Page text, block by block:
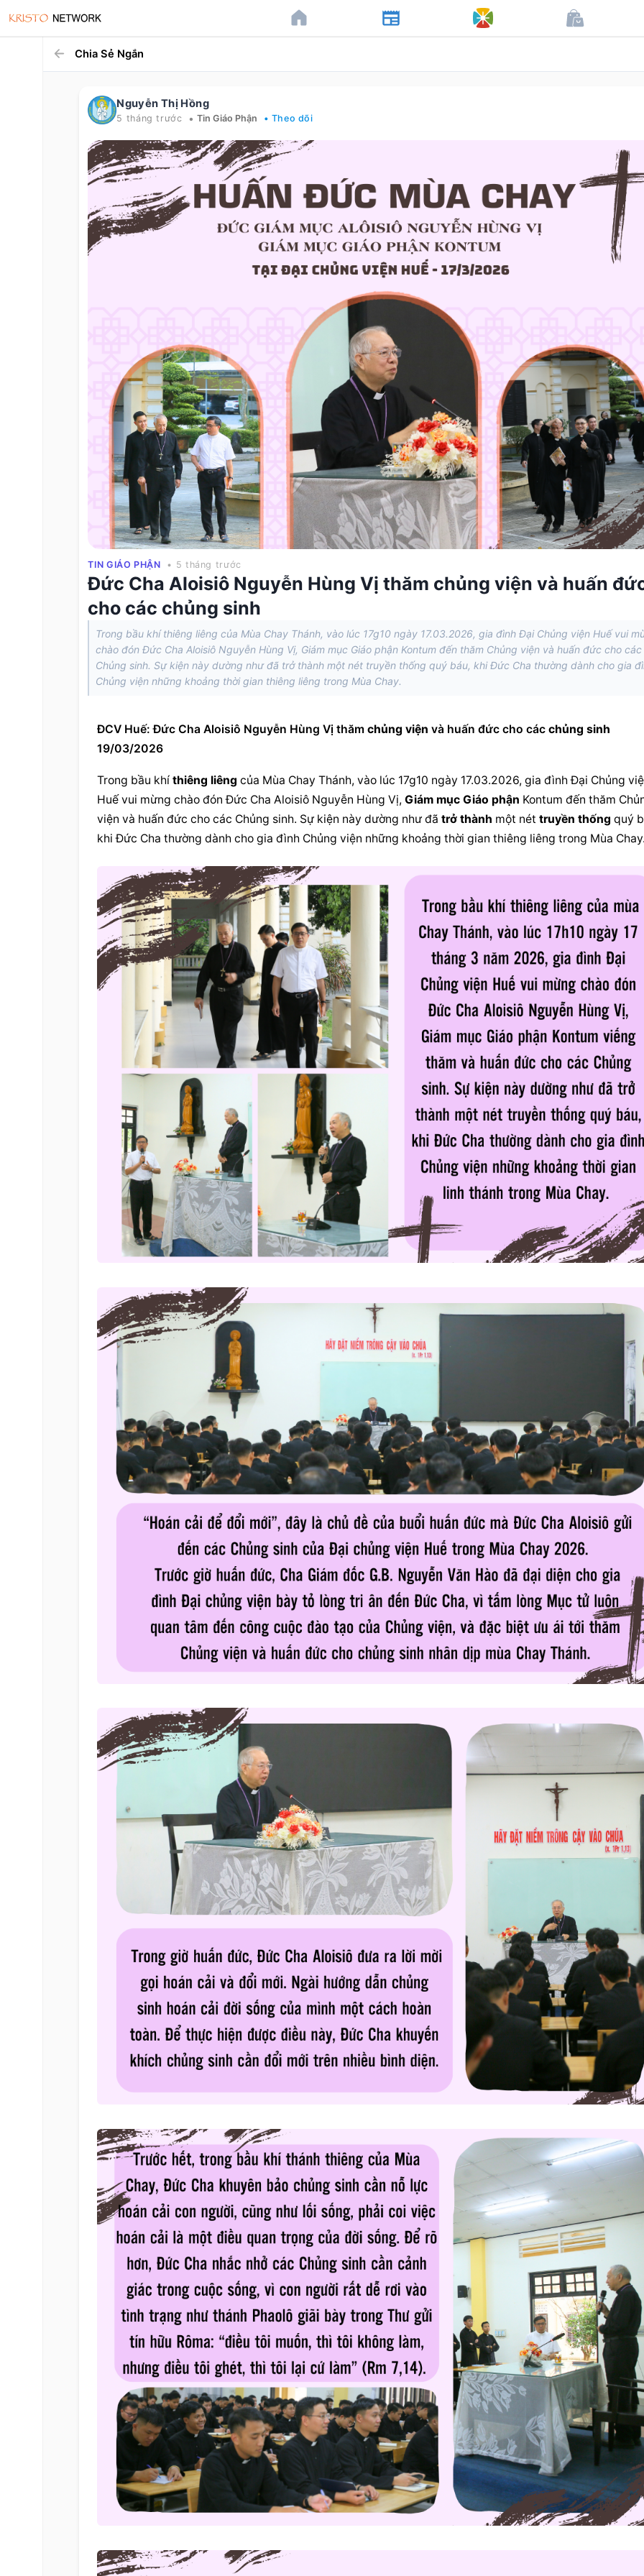
Chia Sẻ Ngắn
Nguyễn Thị Hồng
5 tháng trước • Tin Giáo Phận • Theo dõi
TIN GIÁO PHẬN • 5 tháng trước
Đức Cha Aloisiô Nguyễn Hùng Vị thăm chủng viện và huấn
cho các chủng sinh
Trong bầu khí thiêng liêng của Mùa Chay Thánh, vào lúc 17g10 ngày 17.03.2026, gia đình Đại Chủng viện Huế vui
chào đón Đức Cha Aloisiô Nguyễn Hùng Vị, Giám mục Giáo phận Kontum đến thăm Chủng viện và huấn đức cho các
Chủng sinh. Sự kiện này dường như đã trở thành một nét truyền thống quý báu, khi Đức Cha thường dành cho gia
Chủng viện những khoảng thời gian thiêng liêng trong Mùa Chay.
ĐCV Huế: Đức Cha Aloisiô Nguyễn Hùng Vị thăm chủng viện và huấn đức cho các chủng sinh
19/03/2026
Trong bầu khí thiêng liêng của Mùa Chay Thánh, vào lúc 17g10 ngày 17.03.2026, gia đình Đại Chủng
Huế vui mừng chào đón Đức Cha Aloisiô Nguyễn Hùng Vị, Giám mục Giáo phận Kontum đến thăm
viện và huấn đức cho các Chủng sinh. Sự kiện này dường như đã trở thành một nét truyền thống quý
khi Đức Cha thường dành cho gia đình Chủng viện những khoảng thời gian thiêng liêng trong Mùa Chay.